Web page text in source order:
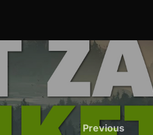
Previous
Previous